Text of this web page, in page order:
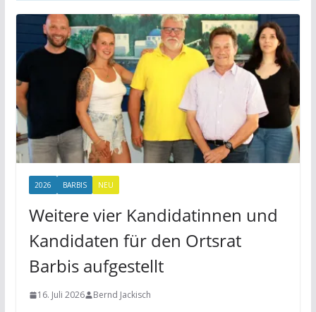
2026 BARBIS NEU
Weitere vier Kandidatinnen und
Kandidaten für den Ortsrat
Barbis aufgestellt
16. Juli 2026 Bernd Jackisch